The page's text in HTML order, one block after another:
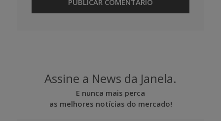
Assine a News da Janela.
E nunca mais perca
as melhores notícias do mercado!